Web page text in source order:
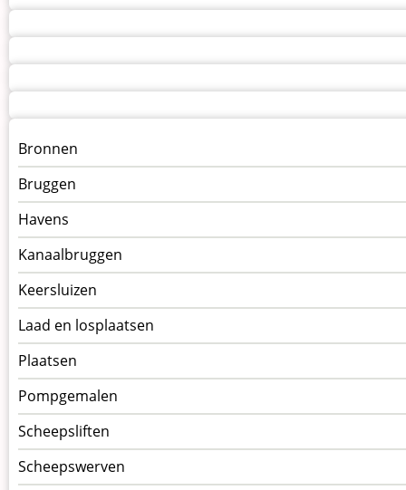
Menu
kunstwerken
op
kunstwerkpagina
Bronnen
Bruggen
Havens
Kanaalbruggen
Keersluizen
Laad en losplaatsen
Plaatsen
Pompgemalen
Scheepsliften
Scheepswerven